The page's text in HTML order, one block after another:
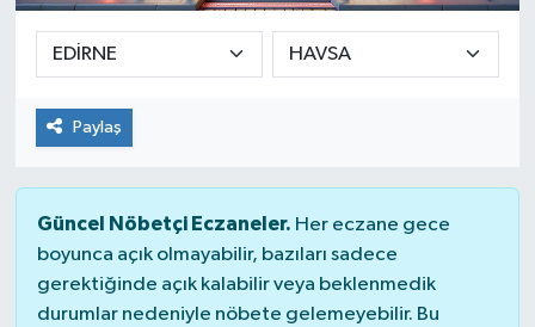
Paylaş
Güncel Nöbetçi Eczaneler. Her eczane gece
boyunca açık olmayabilir, bazıları sadece
gerektiğinde açık kalabilir veya beklenmedik
durumlar nedeniyle nöbete gelemeyebilir. Bu